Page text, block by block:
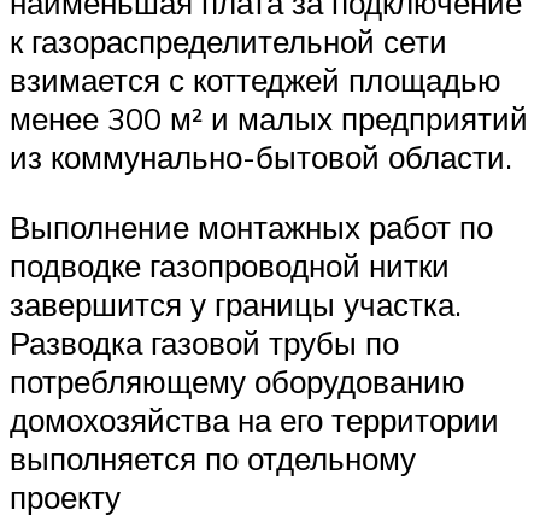
к газораспределительной сети
взимается с коттеджей площадью
менее 300 м² и малых предприятий
из коммунально-бытовой области.
Выполнение монтажных работ по
подводке газопроводной нитки
завершится у границы участка.
Разводка газовой трубы по
потребляющему оборудованию
домохозяйства на его территории
выполняется по отдельному
проекту